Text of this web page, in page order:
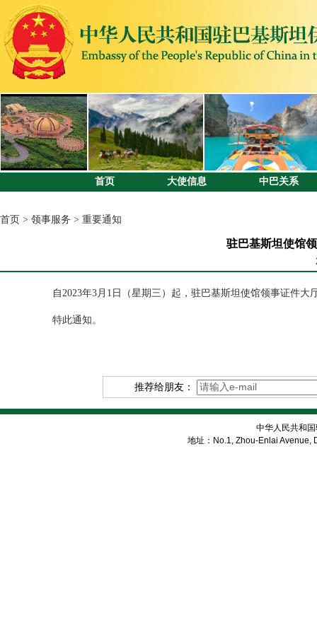
首页 大使信息 中巴关系
首页 > 领事服务 > 重要通知
驻巴基斯坦使馆
自2023年3月1日（星期三）起，驻巴基斯坦使馆领事证件
特此通知。
推荐给朋友：
中华人民共和
地址：No.1, Zhou-Enlai Avenue,